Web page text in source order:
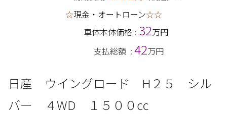
☆現金・オートローン☆☆
車体本体価格 : 32万円
支払総額 : 42万円
日産 ウイングロード H２５ シル
バー
４WD １５０ ０㏄